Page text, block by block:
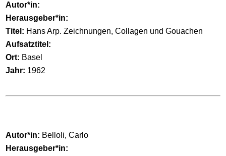
Autor*in:
Herausgeber*in:
Titel: Hans Arp. Zeichnungen, Collagen und Gouachen
Aufsatztitel:
Ort: Basel
Jahr: 1962
Autor*in: Belloli, Carlo
Herausgeber*in: